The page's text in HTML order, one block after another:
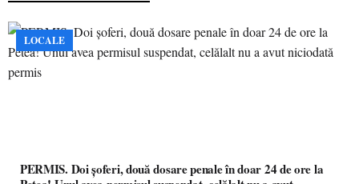
LOCALE
PERMIS. Doi șoferi, două dosare penale în doar 24 de ore la